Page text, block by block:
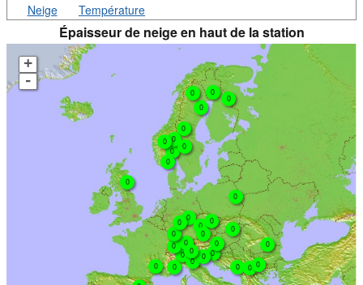
Neige
Température
Épaisseur de neige en haut de la station
+
-
0
0
0
0
0
0
0
0
0
0
0
0
0
0
0
0
0
0
0
0 0
0
0
0
0
0
0
0
0
0
0
0
0